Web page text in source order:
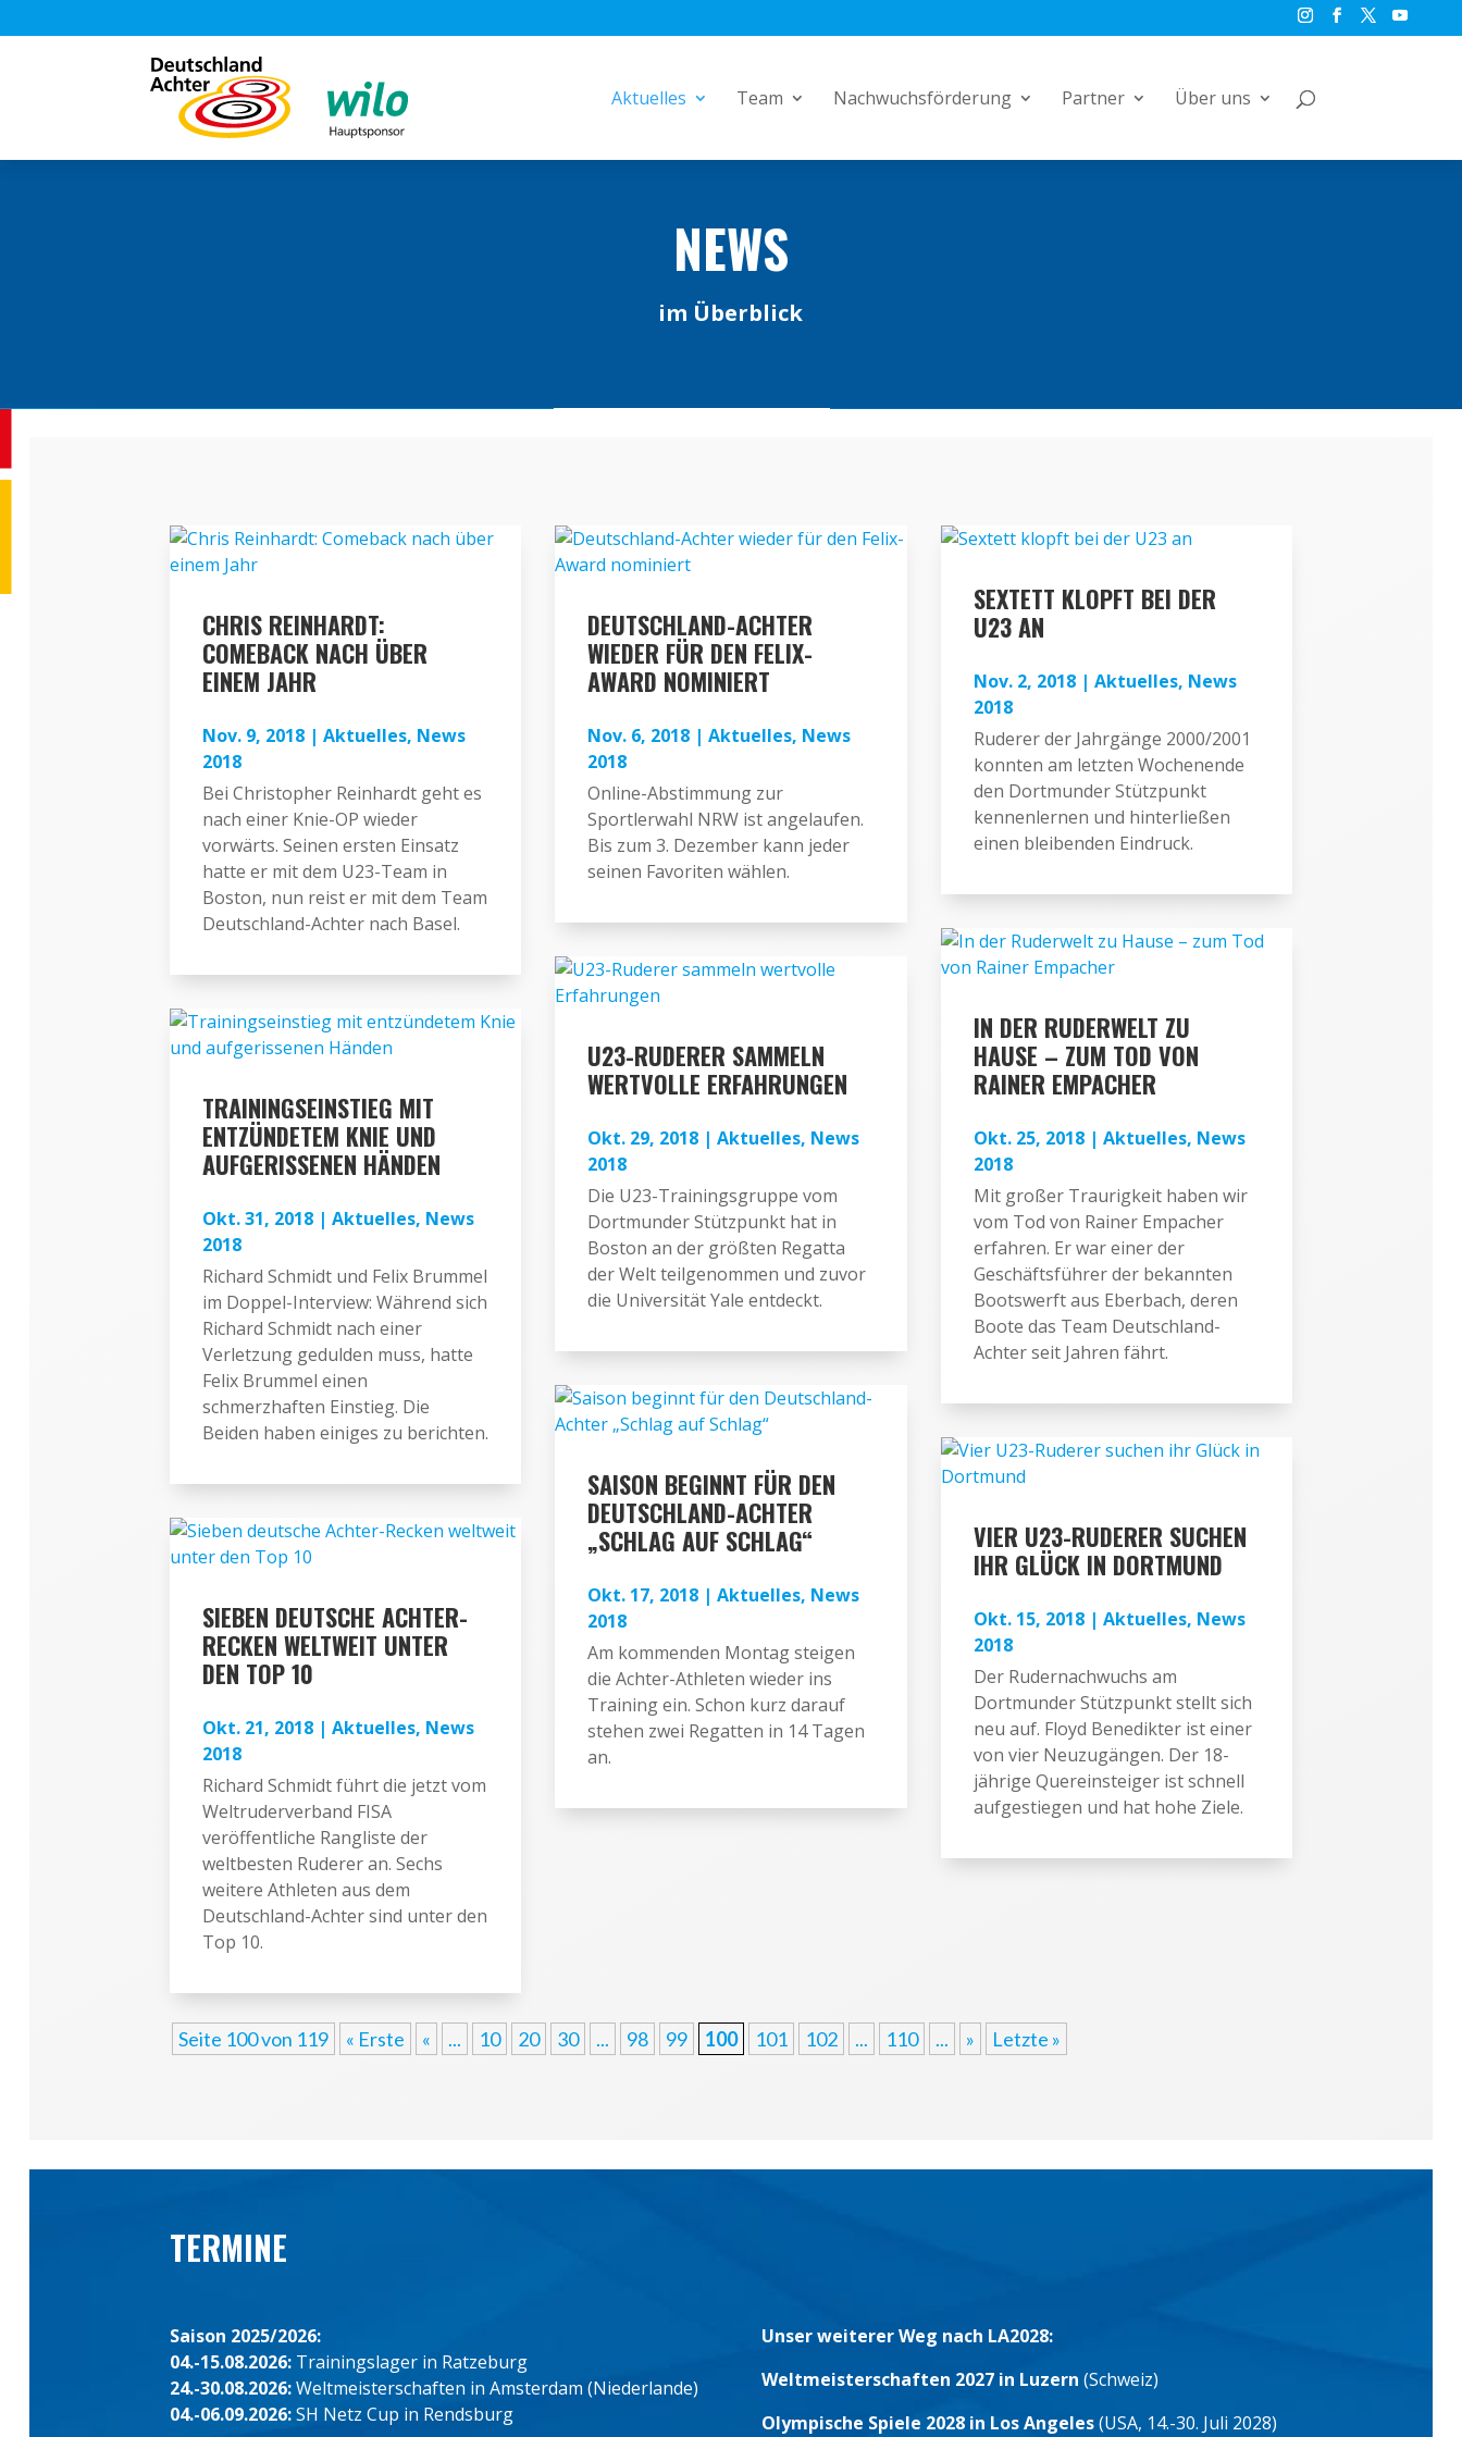
Aktuelles Team Nachwuchsförderung Partner Über uns
NEWS
im Überblick
CHRIS REINHARDT:
COMEBACK NACH ÜBER
EINEM JAHR
Nov. 9, 2018| Aktuelles, News
2018
Bei Christopher Reinhardt geht es
nach einer Knie-OP wieder
vorwärts. Seinen ersten Einsatz
hatte er mit dem U23-Team in
Boston, nun reist er mit dem Team
Deutschland-Achter nach Basel.
TRAININGSEINSTIEG MIT
ENTZÜNDETEM KNIE UND
AUFGERISSENEN HÄNDEN
Okt. 31, 2018| Aktuelles, News
2018
Richard Schmidt und Felix Brummel
im Doppel-Interview: Während sich
Richard Schmidt nach einer
Verletzung gedulden muss, hatte
Felix Brummel einen
schmerzhaften Einstieg. Die
Beiden haben einiges zu berichten.
SIEBEN DEUTSCHE ACHTER-
RECKEN WELTWEIT UNTER
DEN TOP 10
Okt. 21, 2018| Aktuelles, News
2018
Richard Schmidt führt die jetzt vom
Weltruderverband FISA
veröffentliche Rangliste der
weltbesten Ruderer an. Sechs
weitere Athleten aus dem
Deutschland-Achter sind unter den
Top 10.
DEUTSCHLAND-ACHTER
WIEDER FÜR DEN FELIX-
AWARD NOMINIERT
Nov. 6, 2018 |Aktuelles, News
2018
Online-Abstimmung zur
Sportlerwahl NRW ist angelaufen.
Bis zum 3. Dezember kann jeder
seinen Favoriten wählen.
U23-RUDERER SAMMELN
WERTVOLLE ERFAHRUNGEN
Okt. 29, 2018 |Aktuelles, News
2018
Die U23-Trainingsgruppe vom
Dortmunder Stützpunkt hat in
Boston an der größten Regatta
der Welt teilgenommen und zuvor
die Universität Yale entdeckt.
SAISON BEGINNT FÜR DEN
DEUTSCHLAND-ACHTER
„SCHLAG AUF SCHLAG“
Okt. 17, 2018 |Aktuelles, News
2018
Am kommenden Montag steigen
die Achter-Athleten wieder ins
Training ein. Schon kurz darauf
stehen zwei Regatten in 14 Tagen
an.
SEXTETT KLOPFT BEI DER
U23 AN
Nov. 2, 2018| Aktuelles, News
2018
Ruderer der Jahrgänge 2000/2001
konnten am letzten Wochenende
den Dortmunder Stützpunkt
kennenlernen und hinterließen
einen bleibenden Eindruck.
IN DER RUDERWELT ZU
HAUSE – ZUM TOD VON
RAINER EMPACHER
Okt. 25, 2018| Aktuelles, News
2018
Mit großer Traurigkeit haben wir
vom Tod von Rainer Empacher
erfahren. Er war einer der
Geschäftsführer der bekannten
Bootswerft aus Eberbach, deren
Boote das Team Deutschland-
Achter seit Jahren fährt.
VIER U23-RUDERER SUCHEN
IHR GLÜCK IN DORTMUND
Okt. 15, 2018| Aktuelles, News
2018
Der Rudernachwuchs am
Dortmunder Stützpunkt stellt sich
neu auf. Floyd Benedikter ist einer
von vier Neuzugängen. Der 18-
jährige Quereinsteiger ist schnell
aufgestiegen und hat hohe Ziele.
Seite 100 von 119 « Erste « ... 10 20 30 ... 98 99 100 101 102 ... 110 ... » Letzte »
TERMINE
Saison 2025/2026:
04.-15.08.2026: Trainingslager in Ratzeburg
24.-30.08.2026:Weltmeisterschaften in Amsterdam (Niederlande)
04.-06.09.2026:SH Netz Cup in Rendsburg
Unser weiterer Weg nach LA2028:
Weltmeisterschaften 2027 in Luzern (Schweiz)
Olympische Spiele 2028 in Los Angeles(USA, 14.-30. Juli 2028)